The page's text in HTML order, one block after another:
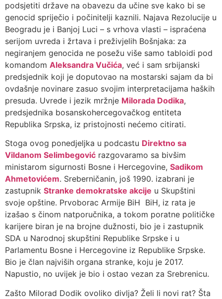
podsjetiti države na obavezu da učine sve kako bi se
genocid spriječio i počinitelji kaznili. Najava Rezolucije u
Beogradu je i Banjoj Luci – s vrhova vlasti – ispraćena
serijom uvreda i žrtava i preživjelih Bošnjaka: za
negiranjem genocida ne posežu više samo tabloidi pod
komandom Aleksandra Vučića, već i sam srbijanski
predsjednik koji je doputovao na mostarski sajam da bi
ovdašnje novinare zasuo svojim interpretacijama haških
presuda. Uvrede i jezik mržnje Milorada Dodika,
predsjednika bosanskohercegovačkog entiteta
Republika Srpska, iz pristojnosti nećemo citirati.
Stoga ovog ponedjeljka u podcastu Direktno sa
Vildanom Selimbegović razgovaramo sa bivšim
ministarom sigurnosti Bosne i Hercegovine, Sadikom
Ahmetovićem. Sreberničanin, još 1990. izabrani je
zastupnik Stranke demokratske akcije u Skupštini
svoje opštine. Prvoborac Armije BiH BiH, iz rata je
izašao s činom natporučnika, a tokom poratne političke
karijere biran je na brojne dužnosti, bio je i zastupnik
SDA u Narodnoj skupštini Republike Srpske i u
Parlamentu Bosne i Hercegovine iz Republike Srpske.
Bio je član najviših organa stranke, koju je 2017.
Napustio, no uvijek je bio i ostao vezan za Srebrenicu.
Zašto Milorad Dodik ovoliko divlja? Želi li novi rat? Šta